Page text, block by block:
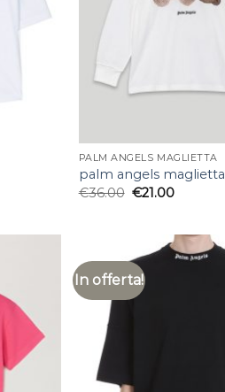
PALM ANGELS MAGLIETTA
palm angels maglietta
€36.00 €21.00
In offerta!